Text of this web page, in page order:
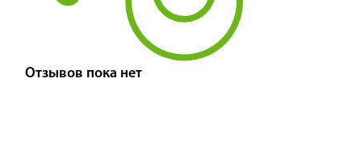
Отзывов пока нет